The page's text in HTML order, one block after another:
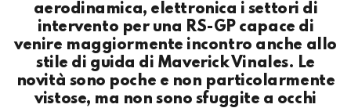
aerodinamica, elettronica i settori di
intervento per una RS-GP capace di
venire maggiormente incontro anche allo
stile di guida di Maverick Vinales. Le
novità sono poche e non particolarmente
vistose, ma non sono sfuggite a occhi